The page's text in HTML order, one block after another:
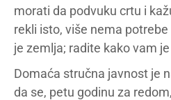
morati da podvuku crtu i
rekli isto, više nema
je zemlja; radite kako vam
Domaća stručna javnost je
da se, petu godinu za